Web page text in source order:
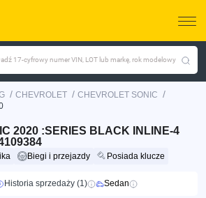
17-cyfrowy numer VIN, LOT lub markę, rok modelowy
/ CHEVROLET / CHEVROLET SONIC /
2020 :SERIES BLACK INLINE-4
Biegi i przejazdy Posiada klucze
Historia sprzedaży (1) Sedan